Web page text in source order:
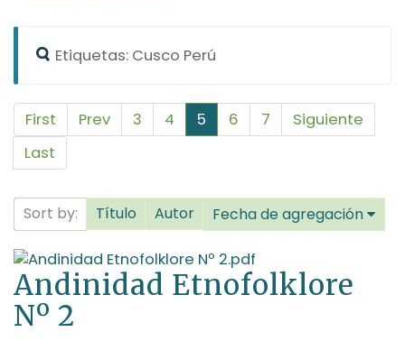
Etiquetas: Cusco Perú
First Prev 3 4 5 6 7
Siguiente
Last
Sort by: Título Autor Fecha de agregación
Andinidad Etnofolklore
Nº 2